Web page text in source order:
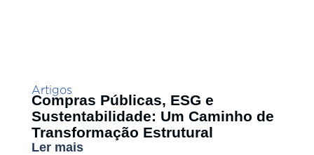
Artigos
Compras Públicas, ESG e
Sustentabilidade: Um Caminho de
Transformação Estrutural
Ler mais